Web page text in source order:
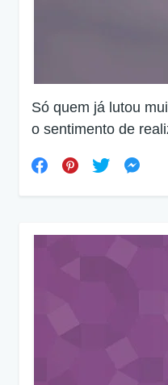
Só quem já lutou
o sentimento de